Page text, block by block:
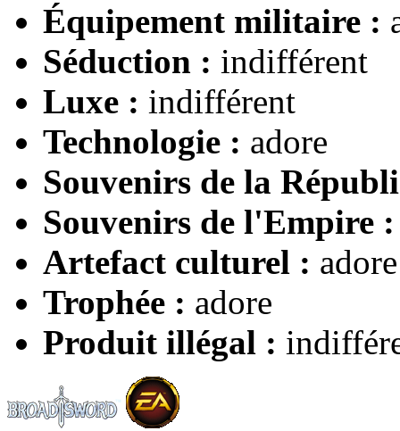
Équipement militaire :
Séduction : indifférent
Luxe : indifférent
Technologie : adore
Souvenirs de la
Souvenirs de l'Empire :
Artefact culturel : adore
Trophée : adore
Produit illégal :